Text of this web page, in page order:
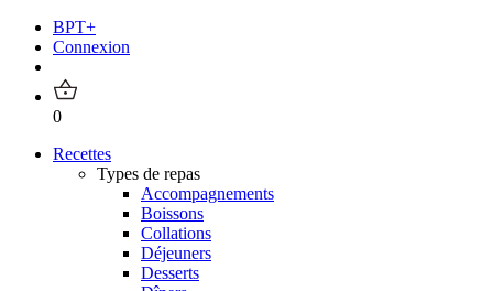
BPT+
Connexion
0
Recettes
Types de repas
Accompagnements
Boissons
Collations
Déjeuners
Desserts